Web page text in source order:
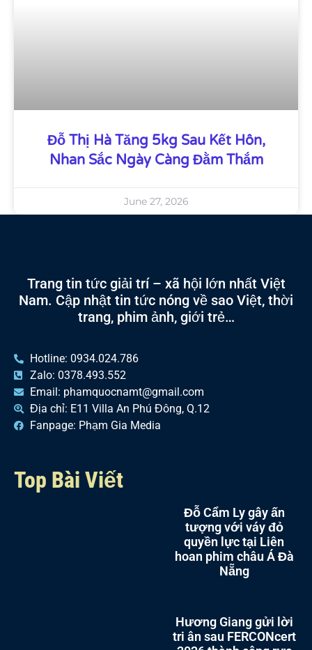
Đỗ Thị Hà Tăng 5kg Sau Kết Hôn,
Nhan Sắc Ngày Càng Đằm Thắm
June 27, 2026
Trang tin tức giải trí – xã hội lớn nhất Việt
Nam. Cập nhật tin tức nóng về sao Việt, thời
trang, phim ảnh, giới trẻ…
Hotline: 0934.024.786
Zalo: 0378.493.552
Email: phamquocnamt@gmail.com
Địa chỉ: E11 Villa An Phú Đông, Q.12
Fanpage: Phạm Gia Media
Top Bài Viết
Đỗ Cẩm Ly gây ấn
tượng với váy đỏ
quyền lực tại Liên
hoan phim châu Á Đà
Nẵng
Hương Giang gửi lời
tri ân sau FERCONcert